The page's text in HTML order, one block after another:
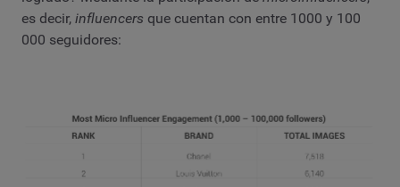
es decir, influencers que cuentan con entre 1000 y 100
000 seguidores: